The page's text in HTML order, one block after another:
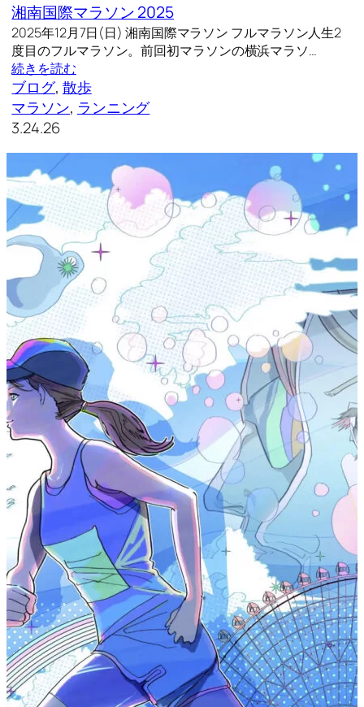
湘南国際マラソン 2025
2025年12月7日(日) 湘南国際マラソン フルマラソン人生2
度目のフルマラソン。前回初マラソンの横浜マラソ…
続きを読む
ブログ, 散歩
マラソン, ランニング
3.24.26